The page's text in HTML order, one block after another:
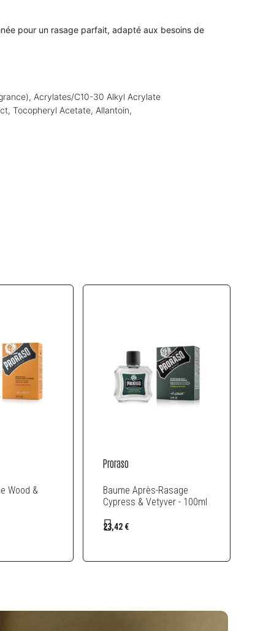
pour un rasage parfait, adapté aux besoins de
Acrylates/C10-30 Alkyl Acrylate
Tocopheryl Acetate, Allantoin,
Wood &
Proraso
Baume Après-Rasage
Cypress & Vetyver - 100ml
23,42 €